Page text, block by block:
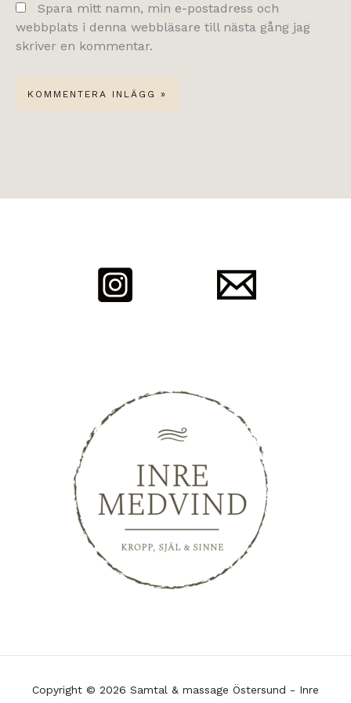
Spara mitt namn, min e-postadress och
webbplats i denna webbläsare till nästa gång jag
skriver en kommentar.
Copyright © 2026 Samtal & massage Östersund - Inre